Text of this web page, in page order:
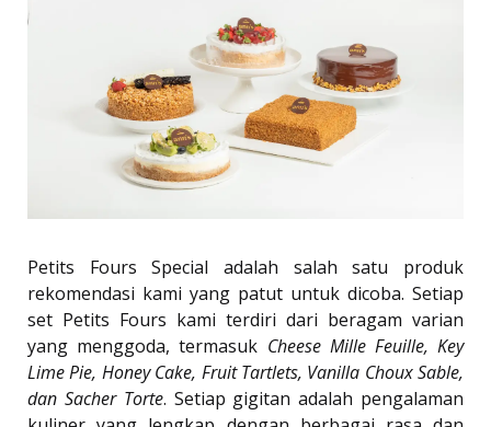
Petits Fours Special adalah salah satu produk
rekomendasi kami yang patut untuk dicoba. Setiap
set Petits Fours kami terdiri dari beragam varian
yang menggoda, termasuk Cheese Mille Feuille, Key
Lime Pie, Honey Cake, Fruit Tartlets, Vanilla Choux Sable,
dan Sacher Torte. Setiap gigitan adalah pengalaman